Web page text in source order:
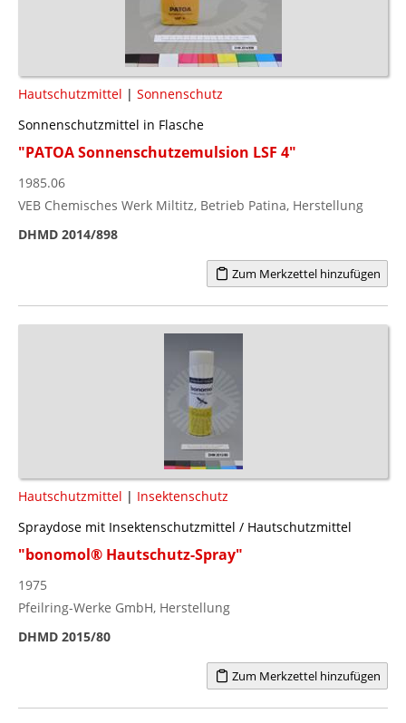
Hautschutzmittel | Sonnenschutz
Sonnenschutzmittel in Flasche
"PATOA Sonnenschutzemulsion LSF 4"
1985.06
VEB Chemisches Werk Miltitz, Betrieb Patina, Herstellung
DHMD 2014/898
Zum Merkzettel hinzufügen
Hautschutzmittel | Insektenschutz
Spraydose mit Insektenschutzmittel / Hautschutzmittel
"bonomol® Hautschutz-Spray"
1975
Pfeilring-Werke GmbH, Herstellung
DHMD 2015/80
Zum Merkzettel hinzufügen